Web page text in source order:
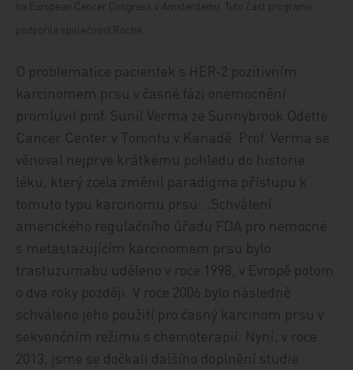
na European Cancer Congress v Amsterdamu. Tuto část programu
podpořila společnost Roche.
O problematice pacientek s HER‑2 pozitivním
karcinomem prsu v časné fázi onemocnění
promluvil prof. Sunil Verma ze Sunnybrook Odette
Cancer Center v Torontu v Kanadě. Prof. Verma se
věnoval nejprve krátkému pohledu do historie
léku, který zcela změnil paradigma přístupu k
tomuto typu karcinomu prsu: „Schválení
amerického regulačního úřadu FDA pro nemocné
s metastazujícím karcinomem prsu bylo
trastuzumabu uděleno v roce 1998, v Evropě potom
o dva roky později. V roce 2006 bylo následně
schváleno jeho použití pro časný karcinom prsu v
sekvenčním režimu s chemoterapií. Nyní, v roce
2013, jsme se dočkali dalšího doplnění studie